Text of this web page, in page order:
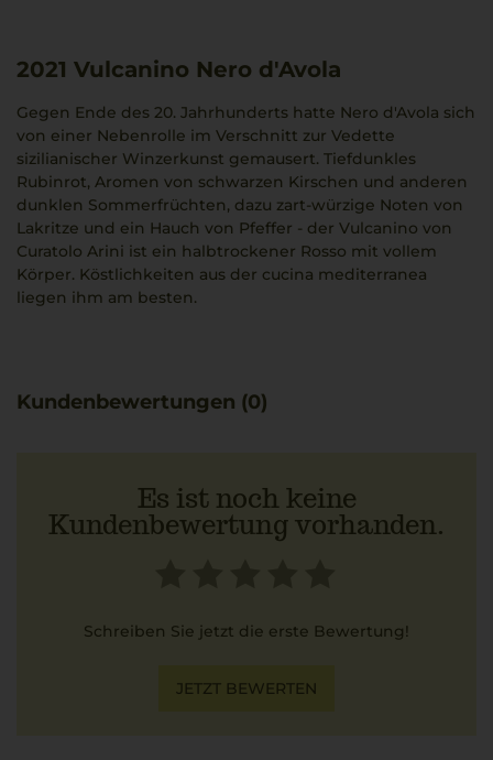
2021 Vulcanino Nero d'Avola
Gegen Ende des 20. Jahrhunderts hatte Nero d'Avola sich
von einer Nebenrolle im Verschnitt zur Vedette
sizilianischer Winzerkunst gemausert. Tiefdunkles
Rubinrot, Aromen von schwarzen Kirschen und anderen
dunklen Sommerfrüchten, dazu zart-würzige Noten von
Lakritze und ein Hauch von Pfeffer - der Vulcanino von
Curatolo Arini ist ein halbtrockener Rosso mit vollem
Körper. Köstlichkeiten aus der cucina mediterranea
liegen ihm am besten.
Kundenbewertungen (0)
Es ist noch keine
Kundenbewertung vorhanden.
Schreiben Sie jetzt die erste Bewertung!
JETZT BEWERTEN